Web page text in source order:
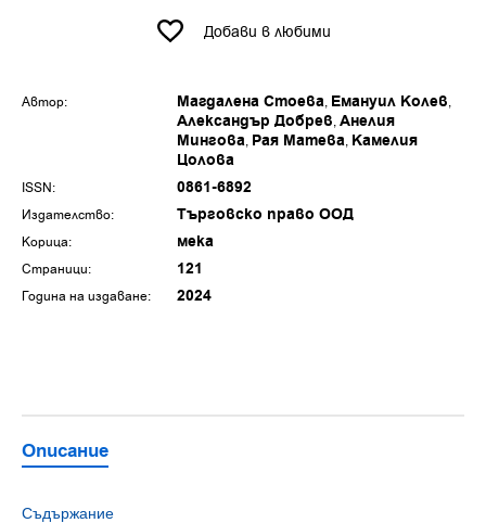
Автор: Магдалена Стоева Емануил Колев
Александър Добрев Анелия
Мингова Рая Матева Камелия
Цолова
ISSN: 0861-6892
Издателство: Търговско право ООД
Корица: мека
Страници: 121
Година на издаване: 2024
Добави в любими
Описание
Съдържание